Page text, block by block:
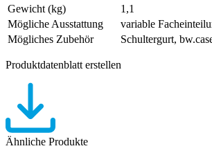
Gewicht (kg)
1,1
Mögliche Ausstattung
variable
Mögliches Zubehör
Schultergurt,
Produktdatenblatt erstellen
Ähnliche Produkte